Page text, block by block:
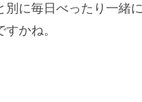
別に毎日べったり一緒
かね。